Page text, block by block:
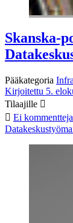
Skanska-
Pääkategoria Infra
Kirjoitettu 5.
Tilaajille
Ei kommentteja